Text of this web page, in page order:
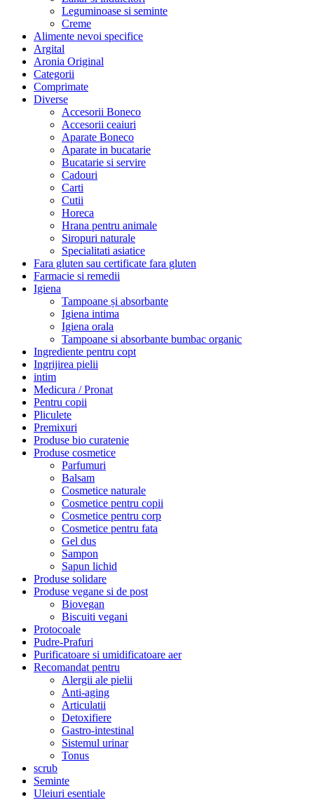
Leguminoase si seminte
Creme
Alimente nevoi specifice
Argital
Aronia Original
Categorii
Comprimate
Diverse
Accesorii Boneco
Accesorii ceaiuri
Aparate Boneco
Aparate in bucatarie
Bucatarie si servire
Cadouri
Carti
Cutii
Horeca
Hrana pentru animale
Siropuri naturale
Specialitati asiatice
Fara gluten sau certificate fara gluten
Farmacie si remedii
Igiena
Tampoane și absorbante
Igiena intima
Igiena orala
Tampoane si absorbante bumbac organic
Ingrediente pentru copt
Ingrijirea pielii
intim
Medicura / Pronat
Pentru copii
Pliculete
Premixuri
Produse bio curatenie
Produse cosmetice
Parfumuri
Balsam
Cosmetice naturale
Cosmetice pentru copii
Cosmetice pentru corp
Cosmetice pentru fata
Gel dus
Sampon
Sapun lichid
Produse solidare
Produse vegane si de post
Biovegan
Biscuiti vegani
Protocoale
Pudre-Prafuri
Purificatoare si umidificatoare aer
Recomandat pentru
Alergii ale pielii
Anti-aging
Articulatii
Detoxifiere
Gastro-intestinal
Sistemul urinar
Tonus
scrub
Seminte
Uleiuri esentiale